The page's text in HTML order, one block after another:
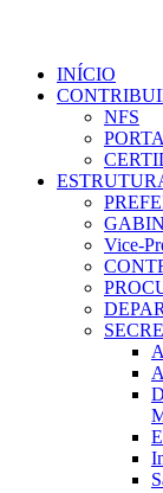
INÍCIO
NFS
Vice-